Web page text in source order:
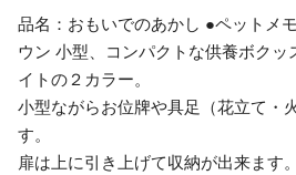
品名：おもいでのあかし ●ペットメ
ウン 小型、コンパクトな供養ボクッ
イトの２カラー。
小型ながらお位牌や具足（花立て・
す。
扉は上に引き上げて収納が出来ます